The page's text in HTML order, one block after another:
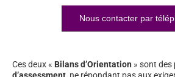
Nous contacter par
Ces deux « Bilans d’Orientation » sont des